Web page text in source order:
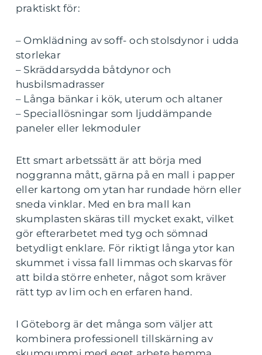
praktiskt för:
– Omklädning av soff- och stolsdynor i udda
storlekar
– Skräddarsydda båtdynor och
husbilsmadrasser
– Långa bänkar i kök, uterum och altaner
– Speciallösningar som ljuddämpande
paneler eller lekmoduler
Ett smart arbetssätt är att börja med
noggranna mått, gärna på en mall i papper
eller kartong om ytan har rundade hörn eller
sneda vinklar. Med en bra mall kan
skumplasten skäras till mycket exakt, vilket
gör efterarbetet med tyg och sömnad
betydligt enklare. För riktigt långa ytor kan
skummet i vissa fall limmas och skarvas för
att bilda större enheter, något som kräver
rätt typ av lim och en erfaren hand.
I Göteborg är det många som väljer att
kombinera professionell tillskärning av